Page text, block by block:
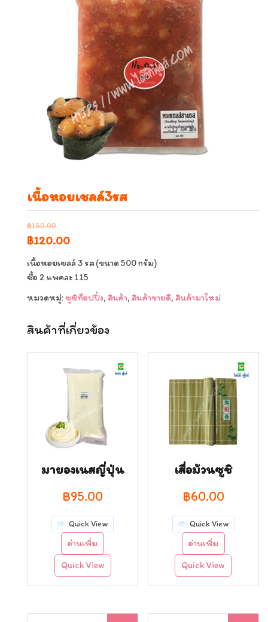
เนื้อหอยเชลล์3รส
฿150.00
Original
price
was:
฿150.00.
฿120.00Current
price
is:
฿120.00.
เนื้อหอยเซลล์ 3 รส (ขนาด 500 กรัม)
ซื้อ 2 แพคละ 115
หมวดหมู่:ซูซิท็อปปิ้ง, สินค้า, สินค้าขายดี, สินค้ามาใหม่
สินค้าที่เกี่ยวข้อง
มายองเนสญี่ปุ่น
฿95.00
Quick View
อ่านเพิ่ม
Quick View
เสื่อม้วนซูชิ
฿60.00
Quick View
อ่านเพิ่ม
Quick View